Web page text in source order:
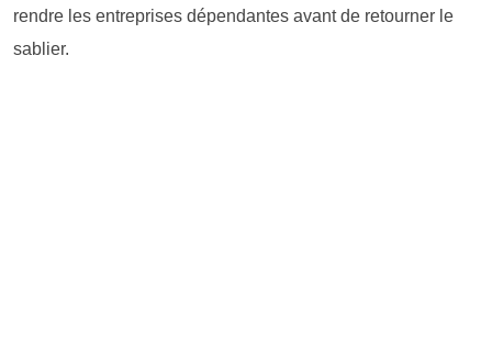
rendre les entreprises dépendantes avant de retourner le
sablier.